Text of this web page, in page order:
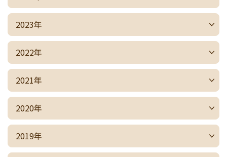
2023年
2022年
2021年
2020年
2019年